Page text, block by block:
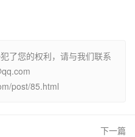
了您的权利，请与我们联系
post/85.html
下一篇